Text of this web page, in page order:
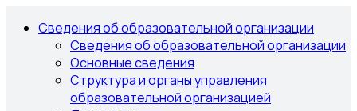
Сведения об образовательной организации
Сведения об образовательной организации
Основные сведения
Структура и органы управления
образовательной организацией